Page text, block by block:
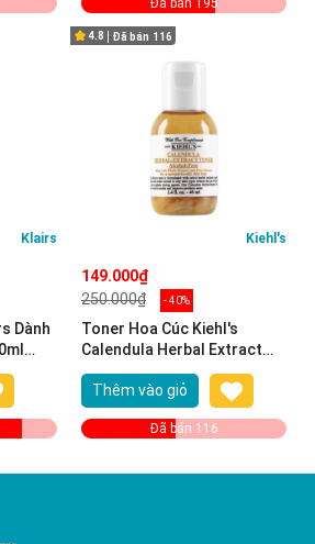
Đã bán 195
Klairs
Dành
4.8 Đã bán 116
Kiehl's
149.000₫
250.000₫
- 40%
Toner Hoa Cúc Kiehl's
Calendula Herbal Extract
40ml
Thêm vào giỏ
Đã bán 116